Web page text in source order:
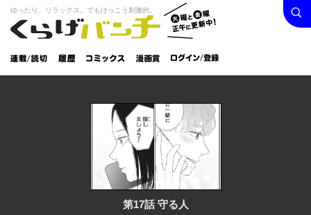
くらげバンチ
火曜と
金曜正
午に更
新中！
ゆったり、リラックス。でもけっこう刺激的。
連載/読
切
履
歴
コミック
漫画
賞
ログイン /
登録
検索
第17話 守る人